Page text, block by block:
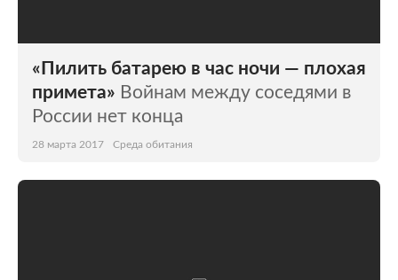
«Пилить батарею в час ночи — плохая
примета» Войнам между соседями в
России нет конца
28 марта 2017 Среда обитания